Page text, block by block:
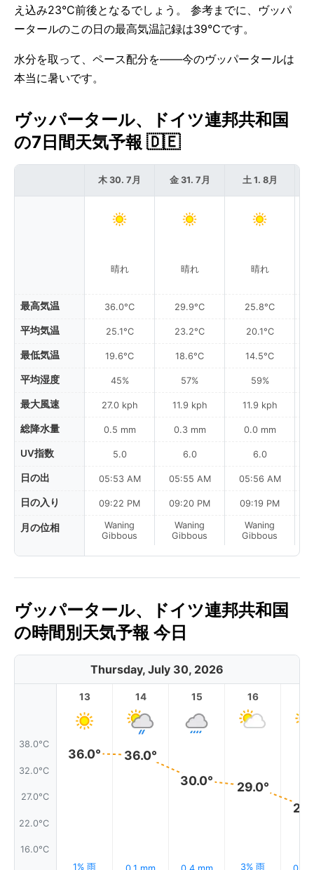
え込み23°C前後となるでしょう。 参考までに、ヴッパ
ータールのこの日の最高気温記録は39°Cです。
水分を取って、ペース配分を——今のヴッパータールは
本当に暑いです。
ヴッパータール、ドイツ連邦共和国
の7日間天気予報 🇩🇪
最高気温
平均気温
最低気温
平均湿度
最大風速
総降水量
UV指数
日の出
日の入り
月の位相
木 30. 7月
晴れ
36.0°C
25.1°C
19.6°C
45%
27.0 kph
0.5 mm
5.0
05:53 AM
09:22 PM
Waning
Gibbous
金 31. 7月
晴れ
29.9°C
23.2°C
18.6°C
57%
11.9 kph
0.3 mm
6.0
05:55 AM
09:20 PM
Waning
Gibbous
土 1. 8月
晴れ
25.8°C
20.1°C
14.5°C
59%
11.9 kph
0.0 mm
6.0
05:56 AM
09:19 PM
Waning
Gibbous
ヴッパータール、ドイツ連邦共和国
の時間別天気予報 今日
Thursday, July 30, 2026
38.0°C
32.0°C
27.0°C
22.0°C
16.0°C
13
36.0°
1% 雨
14
36.0°
15
30.0°
16
29.0°
3% 雨